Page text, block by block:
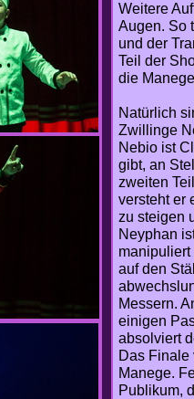
Weitere
Augen. So
und der
Teil der
die
Natürlich
Zwillinge
Nebio ist
gibt, an
zweiten
versteht er
zu steigen
Neyphan
auf den
Messern.
einigen
absolviert
Das Finale
Manege.
Publikum,